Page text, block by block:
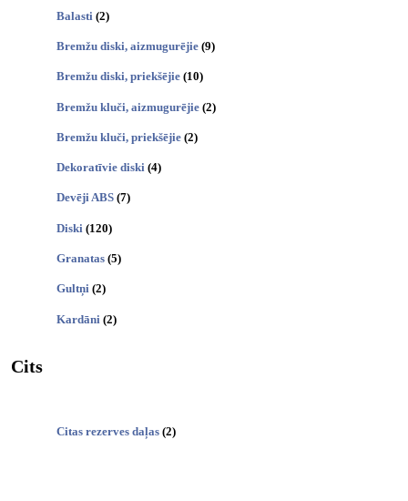
Balasti (2)
Bremžu diski, aizmugurējie (9)
Bremžu diski, priekšējie (10)
Bremžu kluči, aizmugurējie (2)
Bremžu kluči, priekšējie (2)
Dekoratīvie diski (4)
Devēji ABS (7)
Diski (120)
Granatas (5)
Gultņi (2)
Kardāni (2)
Cits
Citas rezerves daļas (2)